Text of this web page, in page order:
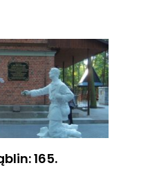
165.